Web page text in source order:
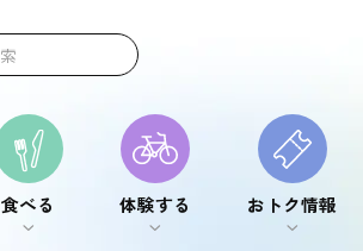
食べる
食べる
体験する
体験する
おトク情報
おトク情報